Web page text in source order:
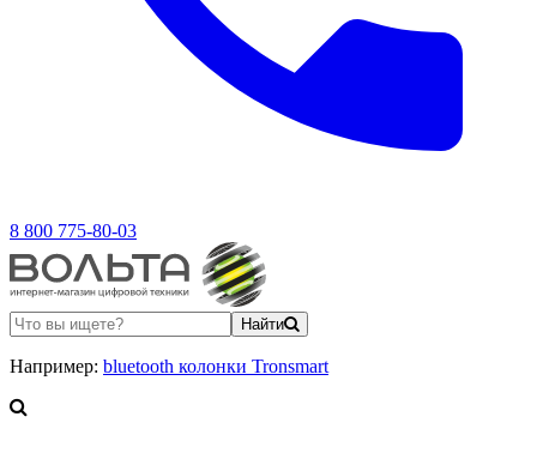
8 800 775-80-03
Найти
Например: bluetooth колонки Tronsmart